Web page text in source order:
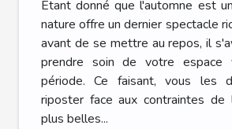
Étant donné que l'automne est
nature offre un dernier spectacle
avant de se mettre au repos, il
prendre soin de votre
période. Ce faisant, vous les
riposter face aux contraintes de
plus belles...